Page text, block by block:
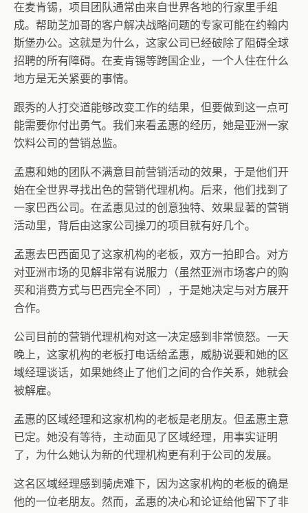
在麦肯锡，项目团队通常由来自世界各地的行家里手组
成。帮助芝加哥的客户解决战略问题的专家可能在约翰内
斯堡办公。这就是为什么，这家公司已经破除了阻碍全球
招聘的所有障碍。在麦肯锡等跨国企业，一个人住在什么
地方是无关紧要的事情。
跟秀的人打交道能够改变工作的结果，但要做到这一点可
能需要你付出勇气。我们来看孟惠的经历，她是亚洲一家
饮料公司的营销总监。
孟惠和她的团队不满意目前营销活动的效果，于是他们开
始在全世界寻找出色的营销代理机构。后来，他们找到了
一家巴西公司。在孟惠见过的创意独特、效果显著的营销
活动里，背后由这家公司操刀的项目就有好几个。
孟惠去巴西面见了这家机构的老板，双方一拍即合。对方
对亚洲市场的见解非常有说服力（虽然亚洲市场客户的购
买和消费方式与巴西完全不同），于是她决定与对方展开
合作。
公司目前的营销代理机构对这一决定感到非常愤怒。一天
晚上，这家机构的老板打电话给孟惠，威胁说要和她的区
域经理谈话，如果她终止了他们之间的合作关系，她就会
被解雇。
孟惠的区域经理和这家机构的老板是老朋友。但孟惠主意
已定。她没有等待，主动面见了区域经理，用事实证明
了，为什么她认为新的代理机构更有利于公司的发展。
这名区域经理感到骑虎难下，因为这家机构的老板的确是
他的一位老朋友。然而，孟惠的决心和论证给他留下了非